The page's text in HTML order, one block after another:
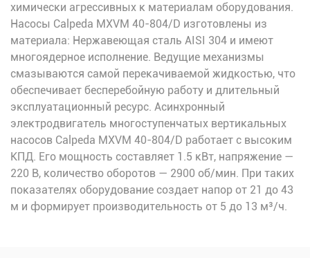
химически агрессивных к материалам оборудования.
Насосы Calpeda MXVM 40-804/D изготовлены из
материала: Нержавеющая сталь AISI 304 и имеют
многоядерное исполнение. Ведущие механизмы
смазываются самой перекачиваемой жидкостью, что
обеспечивает бесперебойную работу и длительный
эксплуатационный ресурс. Асинхронный
электродвигатель многоступенчатых вертикальных
насосов Calpeda MXVM 40-804/D работает с высоким
КПД. Его мощность составляет 1.5 кВт, напряжение —
220 В, количество оборотов — 2900 об/мин. При таких
показателях оборудование создает напор от 21 до 43
м и формирует производительность от 5 до 13 м³/ч.